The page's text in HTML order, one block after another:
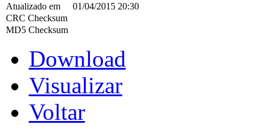
Atualizado em
01/04/2015 20:30
CRC Checksum
MD5 Checksum
Download
Visualizar
Voltar